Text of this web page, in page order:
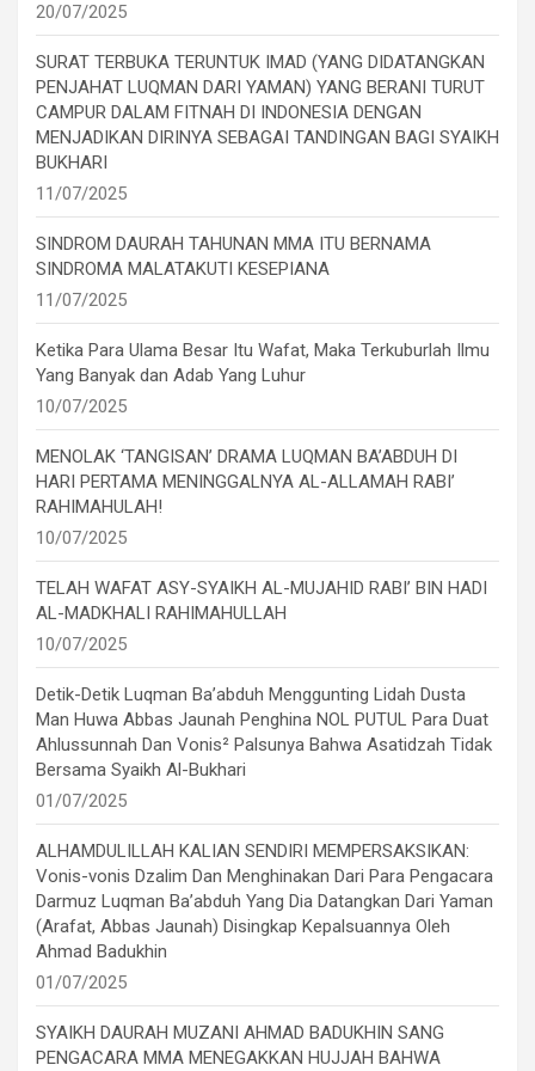
20/07/2025
SURAT TERBUKA TERUNTUK IMAD (YANG DIDATANGKAN
PENJAHAT LUQMAN DARI YAMAN) YANG BERANI TURUT
CAMPUR DALAM FITNAH DI INDONESIA DENGAN
MENJADIKAN DIRINYA SEBAGAI TANDINGAN BAGI SYAIKH
BUKHARI
11/07/2025
SINDROM DAURAH TAHUNAN MMA ITU BERNAMA
SINDROMA MALATAKUTI KESEPIANA
11/07/2025
Ketika Para Ulama Besar Itu Wafat, Maka Terkuburlah Ilmu
Yang Banyak dan Adab Yang Luhur
10/07/2025
MENOLAK ‘TANGISAN’ DRAMA LUQMAN BA’ABDUH DI
HARI PERTAMA MENINGGALNYA AL-ALLAMAH RABI’
RAHIMAHULAH!
10/07/2025
TELAH WAFAT ASY-SYAIKH AL-MUJAHID RABI’ BIN HADI
AL-MADKHALI RAHIMAHULLAH
10/07/2025
Detik-Detik Luqman Ba’abduh Menggunting Lidah Dusta
Man Huwa Abbas Jaunah Penghina NOL PUTUL Para Duat
Ahlussunnah Dan Vonis² Palsunya Bahwa Asatidzah Tidak
Bersama Syaikh Al-Bukhari
01/07/2025
ALHAMDULILLAH KALIAN SENDIRI MEMPERSAKSIKAN:
Vonis-vonis Dzalim Dan Menghinakan Dari Para Pengacara
Darmuz Luqman Ba’abduh Yang Dia Datangkan Dari Yaman
(Arafat, Abbas Jaunah) Disingkap Kepalsuannya Oleh
Ahmad Badukhin
01/07/2025
SYAIKH DAURAH MUZANI AHMAD BADUKHIN SANG
PENGACARA MMA MENEGAKKAN HUJJAH BAHWA